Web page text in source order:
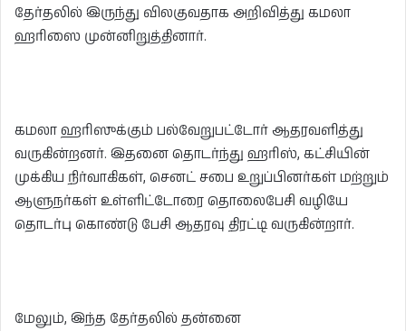
தேர்தலில் இருந்து விலகுவதாக அறிவித்து கமலா
ஹரிஸை முன்னிறுத்தினார்.
கமலா ஹரிஸுக்கும் பல்வேறுபட்டோர் ஆதரவளித்து
வருகின்றனர். இதனை தொடர்ந்து ஹரிஸ், கட்சியின்
முக்கிய நிர்வாகிகள், செனட் சபை உறுப்பினர்கள் மற்றும்
ஆளுநர்கள் உள்ளிட்டோரை தொலைபேசி வழியே
தொடர்பு கொண்டு பேசி ஆதரவு திரட்டி வருகின்றார்.
மேலும், இந்த தேர்தலில் தன்னை